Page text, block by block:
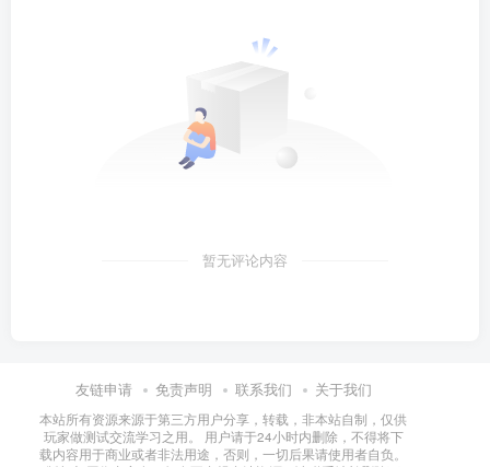
暂无评论内容
友链申请 免责声明 联系我们 关于我们
本站所有资源来源于第三方用户分享，转载，非本站自制，仅供
玩家做测试交流学习之用。 用户请于24小时内删除，不得将下
载内容用于商业或者非法用途，否则，一切后果请使用者自负。